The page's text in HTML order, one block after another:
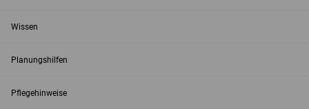
Wissen
Planungshilfen
Pflegehinweise